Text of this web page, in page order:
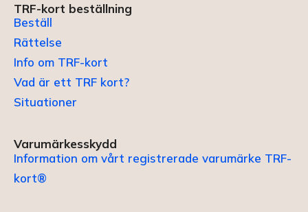
TRF-kort beställning
Beställ
Rättelse
Info om TRF-kort
Vad är ett TRF kort?
Situationer
Varumärkesskydd
Information om vårt registrerade varumärke TRF-
kort®